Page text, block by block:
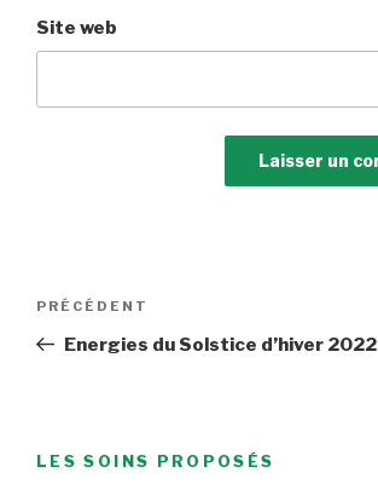
Site web
Navigation
l’article
Article
précédent
PRÉCÉDENT
Energies du Solstice d’hiver 2022
LES SOINS PROPOSÉS